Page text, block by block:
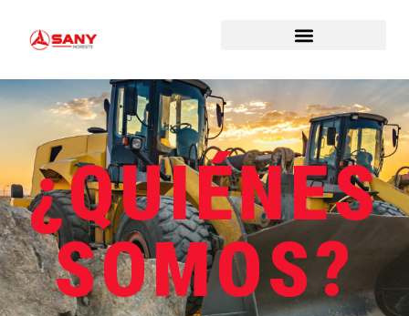
¿QUIÉNES
SOMOS?